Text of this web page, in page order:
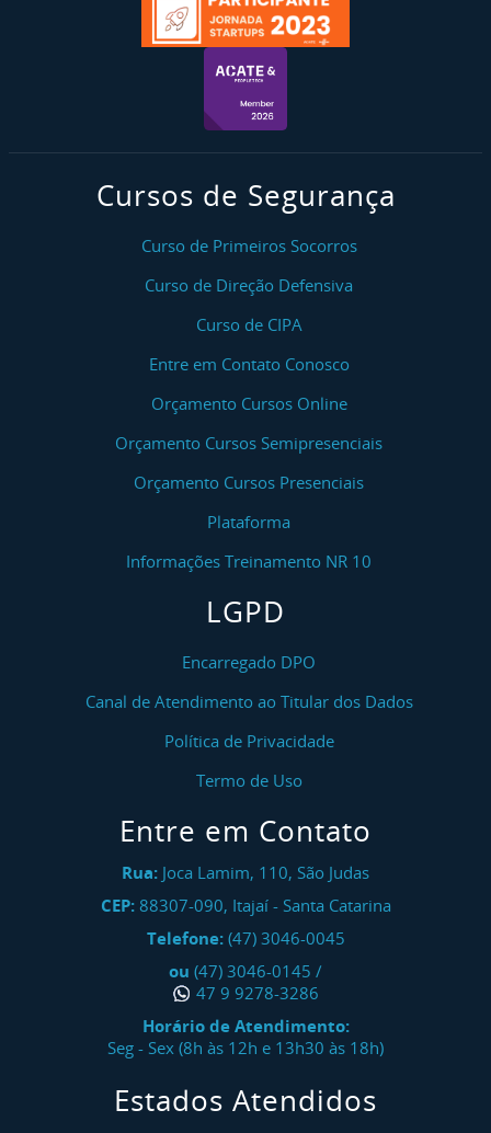
Cursos de Segurança
Curso de Primeiros Socorros
Curso de Direção Defensiva
Curso de CIPA
Entre em Contato Conosco
Orçamento Cursos Online
Orçamento Cursos Semipresenciais
Orçamento Cursos Presenciais
Plataforma
Informações Treinamento NR 10
LGPD
Encarregado DPO
Canal de Atendimento ao Titular dos Dados
Política de Privacidade
Termo de Uso
Entre em Contato
Rua: Joca Lamim, 110, São Judas
CEP: 88307-090, Itajaí- Santa Catarina
Telefone: (47) 3046-0045
ou (47) 3046-0145 /
47 9 9278-3286
Horário de Atendimento:
Seg - Sex (8h às 12h e 13h30 às 18h)
Estados Atendidos